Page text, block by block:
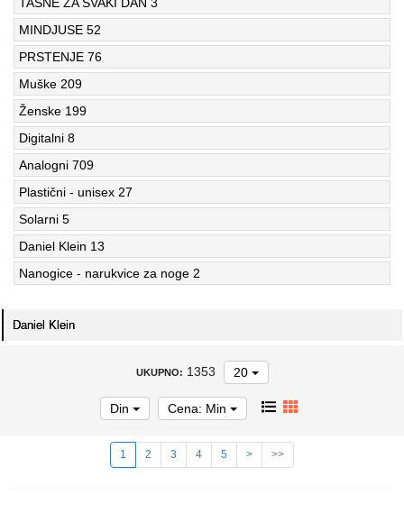
MINDJUSE 52
PRSTENJE 76
Muške 209
Ženske 199
Digitalni 8
Analogni 709
Plastični - unisex 27
Solarni 5
Daniel Klein 13
Nanogice - narukvice za noge 2
Daniel Klein
UKUPNO: 1353 20
Din Cena: Min
1 2 3 4 5 > >>